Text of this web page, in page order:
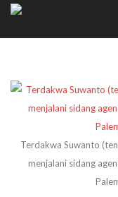
Terdakwa Suwanto
menjalani sidang